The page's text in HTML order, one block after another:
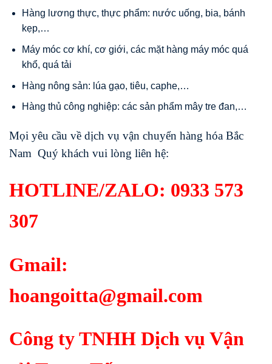
Hàng lương thực, thực phẩm: nước uống, bia, bánh
kẹp,…
Máy móc cơ khí, cơ giới, các mặt hàng máy móc quá
khổ, quá tải
Hàng nông sản: lúa gạo, tiêu, caphe,…
Hàng thủ công nghiệp: các sản phẩm mây tre đan,…
Mọi yêu cầu về dịch vụ vận chuyển hàng hóa Bắc
Nam Quý khách vui lòng liên hệ:
HOTLINE/ZALO: 0933 573
307
Gmail:
hoangoitta@gmail.com
Công ty TNHH Dịch vụ Vận